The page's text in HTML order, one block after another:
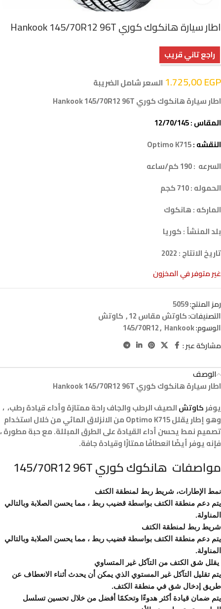
اطار سيارة هانكوك كوري Hankook 145/70R12 96T
راجع تاني قريب
1.725,00EGP
السعر شامل الضريبة
اطار سيارة هانكوك كوري Hankook 145/70R12 96T
المقاس : 12/70/145
النقشه :Optimo K715
السرعه : 190 كم/ساعه
الحموله : 710 كجم
الماركه : هانكوك
بلد المنشأ : كوريا
تاريخ الانتاج : 2022
غير متوفر في المخزون
رمز المنتج:5059
التصنيفات:كاوتش مقاس 12 , كاوتش
الوسوم:
145/70R12, Hankook
مشاركة عبر :
الوصف
اطار سيارة هانكوك كوري Hankook 145/70R12 96T
يوفركاوتشالصيف الرطب والجاف راحة ممتازة وأداء قيادة رطب، ،
وهو إطار يقلل Optimo K715 من الانزلاق المائي من خلال استخدام
تصميم نمط يحسن أداء القيادة على الطرق المبللة. مع حبة مطورة ،
فإنه يوفر أيضًا انعطافًا ممتازًا وقيادة جافة.
مواصفات هانكوك كوري 145/70R12 96T
نمط الإطارات، شريط ربط لمنطقة الكتف
يتم دعم منطقة الكتف بواسطة قضيب ربط ، مما يحسن الصلابة وبالتالي
المناولة.
شريط ربط لمنطقة الكتف
يتم دعم منطقة الكتف بواسطة قضيب ربط ، مما يحسن الصلابة وبالتالي
المناولة.
يقلل شق الكتف من التآكل غير المتساوي
يتم تقليل التآكل غير المستوي الذي يمكن أن يحدث أثناء الانعطاف عن
طريق إدخال شق في منطقة الكتف.
يتم ضمان قيادة أكثر هدوءًا وتحكمًا أفضل من خلال تحسين تسلسل